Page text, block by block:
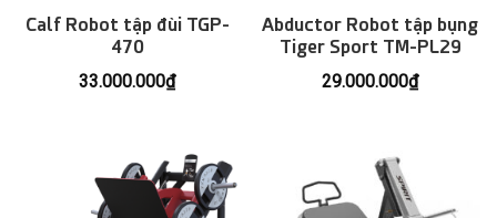
Calf Robot tập đùi TGP-
470
33.000.000₫
Abductor Robot tập bụng
Tiger Sport TM-PL29
29.000.000₫